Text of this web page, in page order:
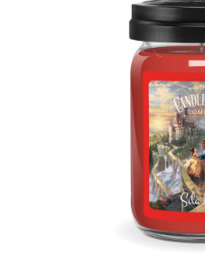
hvězdiček.